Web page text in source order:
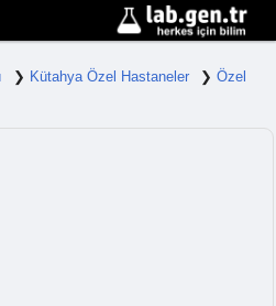
Kütahya Özel Hastaneler
Özel